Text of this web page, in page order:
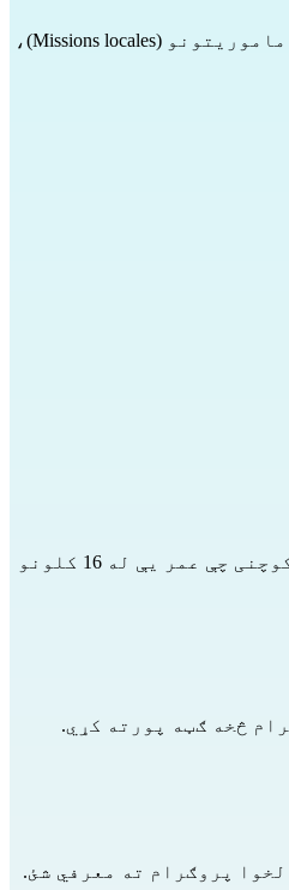
د کار موندنې او د مسلکي ادغام بنسټونو پیژندل او په اړه یې ځان خبرول، لکه، د کار موندنې مرکز فرانس تخوی (France Travail)، محلي ماموریتونو (Missions locales)،
څخه ګټه پورته کړي.
لخوا پروګرام ته معرفي شئ.